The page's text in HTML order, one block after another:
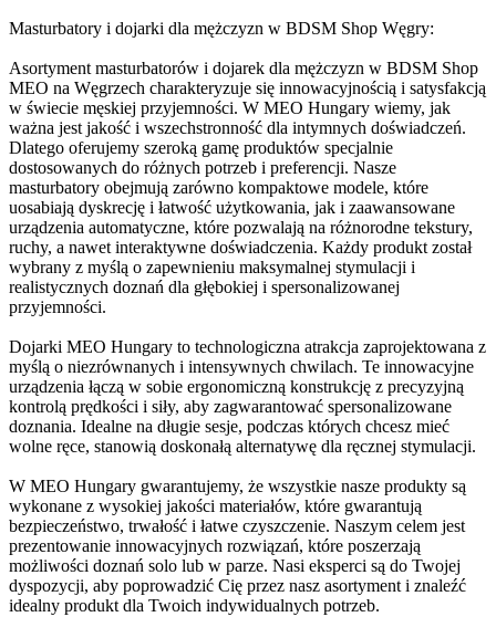
Masturbatory i dojarki dla mężczyzn w BDSM Shop Węgry:
Asortyment masturbatorów i dojarek dla mężczyzn w BDSM Shop
MEO na Węgrzech charakteryzuje się innowacyjnością i satysfakcją
w świecie męskiej przyjemności. W MEO Hungary wiemy, jak
ważna jest jakość i wszechstronność dla intymnych doświadczeń.
Dlatego oferujemy szeroką gamę produktów specjalnie
dostosowanych do różnych potrzeb i preferencji. Nasze
masturbatory obejmują zarówno kompaktowe modele, które
uosabiają dyskrecję i łatwość użytkowania, jak i zaawansowane
urządzenia automatyczne, które pozwalają na różnorodne tekstury,
ruchy, a nawet interaktywne doświadczenia. Każdy produkt został
wybrany z myślą o zapewnieniu maksymalnej stymulacji i
realistycznych doznań dla głębokiej i spersonalizowanej
przyjemności.
Dojarki MEO Hungary to technologiczna atrakcja zaprojektowana z
myślą o niezrównanych i intensywnych chwilach. Te innowacyjne
urządzenia łączą w sobie ergonomiczną konstrukcję z precyzyjną
kontrolą prędkości i siły, aby zagwarantować spersonalizowane
doznania. Idealne na długie sesje, podczas których chcesz mieć
wolne ręce, stanowią doskonałą alternatywę dla ręcznej stymulacji.
W MEO Hungary gwarantujemy, że wszystkie nasze produkty są
wykonane z wysokiej jakości materiałów, które gwarantują
bezpieczeństwo, trwałość i łatwe czyszczenie. Naszym celem jest
prezentowanie innowacyjnych rozwiązań, które poszerzają
możliwości doznań solo lub w parze. Nasi eksperci są do Twojej
dyspozycji, aby poprowadzić Cię przez nasz asortyment i znaleźć
idealny produkt dla Twoich indywidualnych potrzeb.